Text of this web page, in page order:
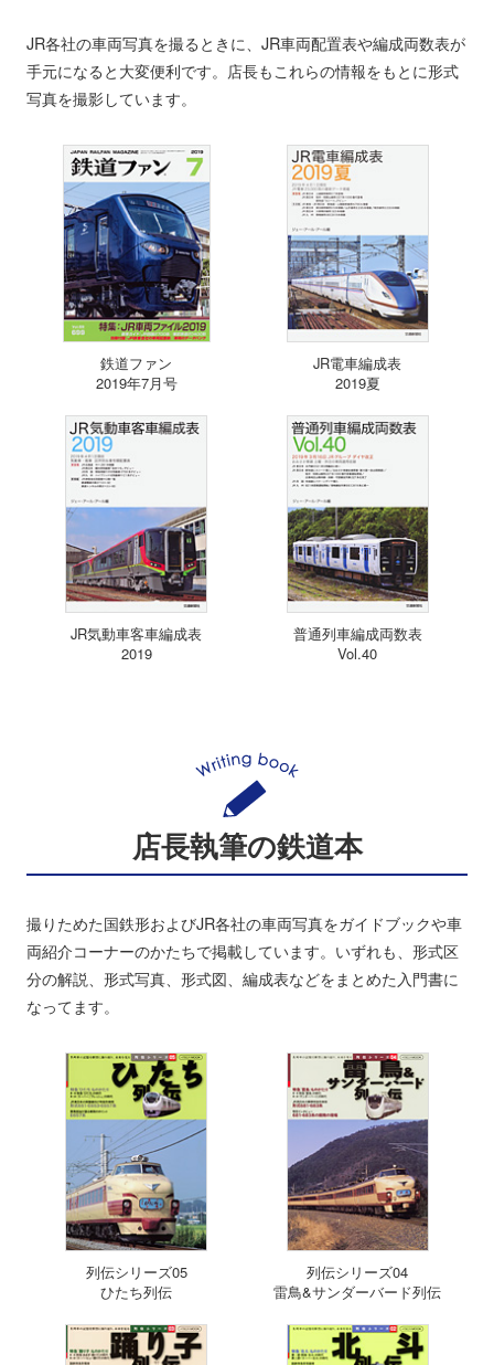
JR各社の車両写真を撮るときに、JR車両配置表や編成両数表が
手元になると大変便利です。店長もこれらの情報をもとに形式
写真を撮影しています。
鉄道ファン
2019年7月号
JR電車編成表
2019夏
JR気動車客車編成表
2019
普通列車編成両数表
Vol.40
店長執筆の鉄道本
撮りためた国鉄形およびJR各社の車両写真をガイドブックや車
両紹介コーナーのかたちで掲載しています。いずれも、形式区
分の解説、形式写真、形式図、編成表などをまとめた入門書に
なってます。
列伝シリーズ05
ひたち列伝
列伝シリーズ04
雷鳥&サンダーバード列伝